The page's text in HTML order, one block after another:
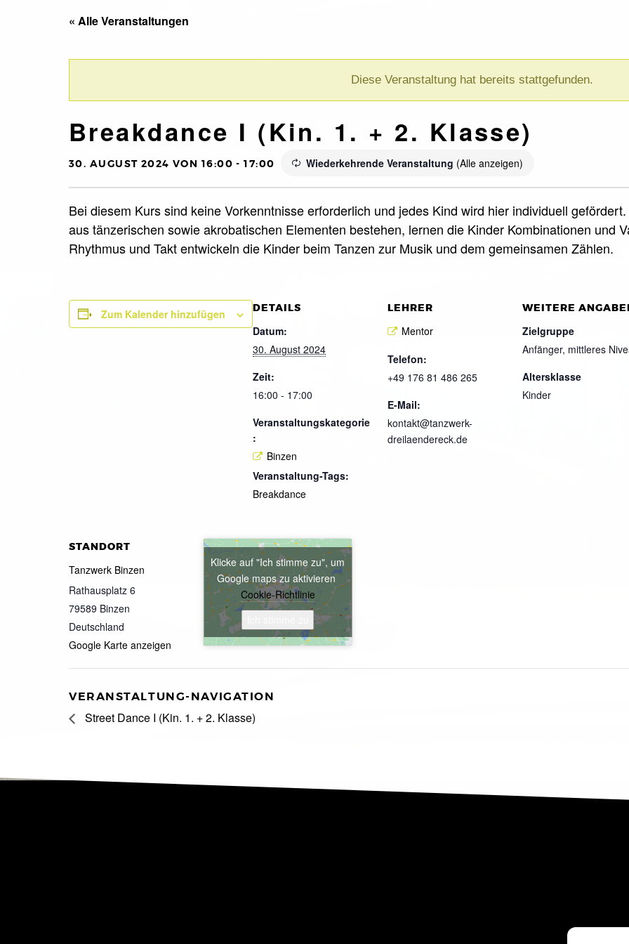
« Alle Veranstaltungen
Diese Veranstaltung hat bereits stattgefunden.
Breakdance I (Kin. 1. + 2. Klasse)
30. AUGUST 2024 VON 16:00 -17:00 Wiederkehrende Veranstaltung (Alle anzeigen)
Bei diesem Kurs sind keine Vorkenntnisse erforderlich und jedes Kind wird hier individuell
aus tänzerischen sowie akrobatischen Elementen bestehen, lernen die Kinder Kombinationen und
Rhythmus und Takt entwickeln die Kinder beim Tanzen zur Musik und dem gemeinsamen Zählen.
Zum Kalender hinzufügen DETAILS
Datum:
30. August 2024
Zeit:
16:00 - 17:00
Veranstaltungskategorie
:
Binzen
Veranstaltung-Tags:
Breakdance
LEHRER
Mentor
Telefon:
+49 176 81 486 265
E-Mail:
kontakt@tanzwerk-
dreilaendereck.de
WEITERE
Zielgruppe
Anfänger, mittleres
Altersklasse
Kinder
STANDORT
Tanzwerk Binzen
Rathausplatz 6
79589 Binzen
Deutschland
Google Karte anzeigen
Klicke auf "Ich stimme zu", um
Google maps zu aktivieren
Cookie-Richtlinie
VERANSTALTUNG-NAVIGATION
Street Dance I (Kin. 1. + 2. Klasse)